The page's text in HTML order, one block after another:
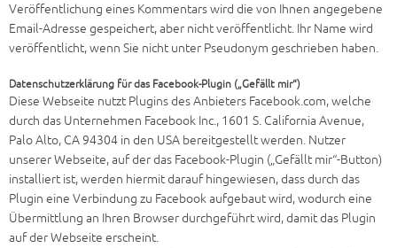
Veröffentlichung eines Kommentars wird die von Ihnen angegebene
Email-Adresse gespeichert, aber nicht veröffentlicht. Ihr Name wird
veröffentlicht, wenn Sie nicht unter Pseudonym geschrieben haben.
Datenschutzerklärung für das Facebook-Plugin („Gefällt mir“)
Diese Webseite nutzt Plugins des Anbieters Facebook.com, welche
durch das Unternehmen Facebook Inc., 1601 S. California Avenue,
Palo Alto, CA 94304 in den USA bereitgestellt werden. Nutzer
unserer Webseite, auf der das Facebook-Plugin („Gefällt mir“-Button)
installiert ist, werden hiermit darauf hingewiesen, dass durch das
Plugin eine Verbindung zu Facebook aufgebaut wird, wodurch eine
Übermittlung an Ihren Browser durchgeführt wird, damit das Plugin
auf der Webseite erscheint.